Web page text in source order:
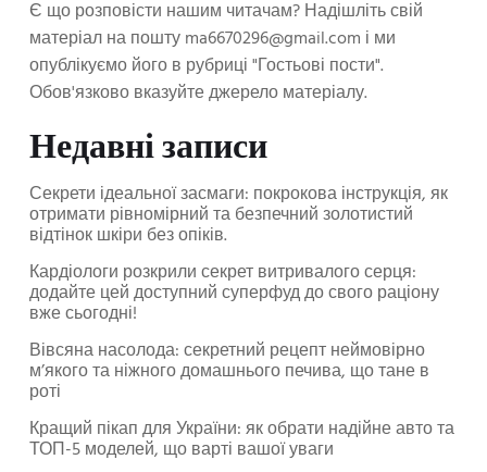
Є що розповісти нашим читачам? Надішліть свій
матеріал на поштуma6670296@gmail.com і ми
опублікуємо його в рубриці "Гостьові пости".
Обов'язково вказуйте джерело матеріалу.
Недавні записи
Секрети ідеальної засмаги: покрокова інструкція, як
отримати рівномірний та безпечний золотистий
відтінок шкіри без опіків.
Кардіологи розкрили секрет витривалого серця:
додайте цей доступний суперфуд до свого раціону
вже сьогодні!
Вівсяна насолода: секретний рецепт неймовірно
м’якого та ніжного домашнього печива, що тане в
роті
Кращий пікап для України: як обрати надійне авто та
ТОП-5 моделей, що варті вашої уваги